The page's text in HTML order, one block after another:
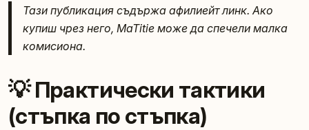
Тази публикация съдържа афилиейт линк. Ако
купиш чрез него, MaTitie може да спечели малка
комисиона.
💡 Практически тактики
(стъпка по стъпка)